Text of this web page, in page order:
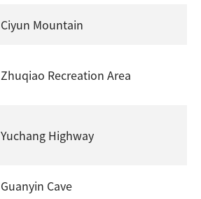
Ciyun Mountain
Zhuqiao Recreation Area
Yuchang Highway
Guanyin Cave